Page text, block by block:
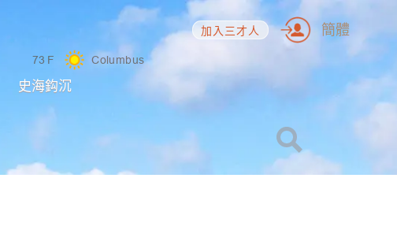
73 F Columbus
史海鈎沉
加入三才人 簡體